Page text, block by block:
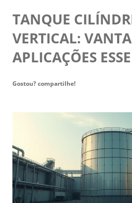
TANQUE
VERTICAL:
APLICAÇÕES
Gostou? compartilhe!